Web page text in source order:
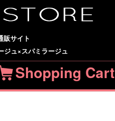
販サイト
ジュ×スパミラージュ
Shopping Cart